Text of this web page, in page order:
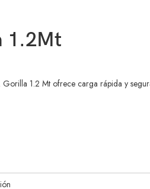
1.2Mt
1.2 Mt ofrece carga rápida y